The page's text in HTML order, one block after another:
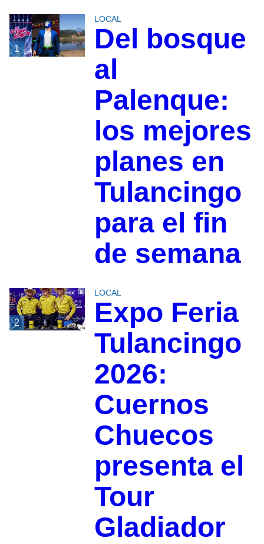
1
LOCAL
Del bosque
al
Palenque:
los mejores
planes en
Tulancingo
para el fin
de semana
2
LOCAL
Expo Feria
Tulancingo
2026:
Cuernos
Chuecos
presenta el
Tour
Gladiador